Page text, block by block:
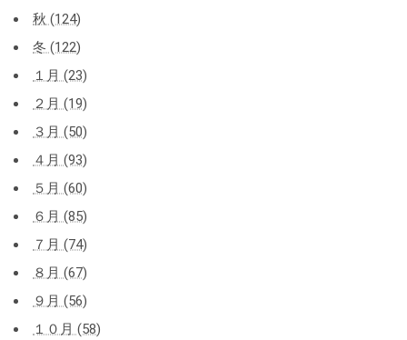
秋 (124)
冬 (122)
１月 (23)
２月 (19)
３月 (50)
４月 (93)
５月 (60)
６月 (85)
７月 (74)
８月 (67)
９月 (56)
１０月 (58)